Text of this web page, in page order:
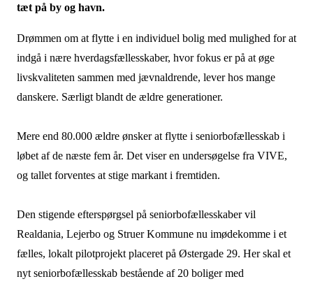
tæt på by og havn.
Drømmen om at flytte i en individuel bolig med mulighed for at
indgå i nære hverdagsfællesskaber, hvor fokus er på at øge
livskvaliteten sammen med jævnaldrende, lever hos mange
danskere. Særligt blandt de ældre generationer.
Mere end 80.000 ældre ønsker at flytte i seniorbofællesskab i
løbet af de næste fem år. Det viser en undersøgelse fra VIVE,
og tallet forventes at stige markant i fremtiden.
Den stigende efterspørgsel på seniorbofællesskaber vil
Realdania, Lejerbo og Struer Kommune nu imødekomme i et
fælles, lokalt pilotprojekt placeret på Østergade 29. Her skal et
nyt seniorbofællesskab bestående af 20 boliger med